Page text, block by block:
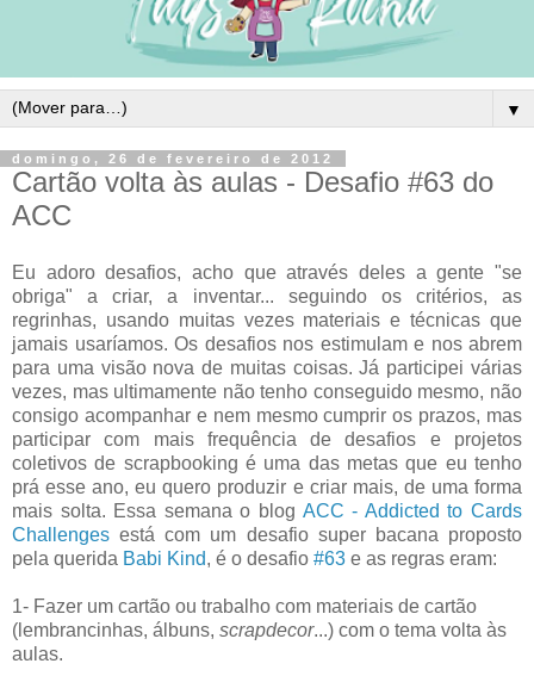
▼
domingo, 26 de fevereiro de 2012
Cartão volta às aulas - Desafio #63 do
ACC
Eu adoro desafios, acho que através deles a gente "se
obriga" a criar, a inventar... seguindo os critérios, as
regrinhas, usando muitas vezes materiais e técnicas que
jamais usaríamos. Os desafios nos estimulam e nos abrem
para uma visão nova de muitas coisas. Já participei várias
vezes, mas ultimamente não tenho conseguido mesmo, não
consigo acompanhar e nem mesmo cumprir os prazos, mas
participar com mais frequência de desafios e projetos
coletivos de scrapbooking é uma das metas que eu tenho
prá esse ano, eu quero produzir e criar mais, de uma forma
mais solta. Essa semana o blog ACC - Addicted to Cards
Challenges está com um desafio super bacana proposto
pela querida Babi Kind, é o desafio #63 e as regras eram:
1- Fazer um cartão ou trabalho com materiais de cartão
(lembrancinhas, álbuns, scrapdecor...) com o tema volta às
aulas.